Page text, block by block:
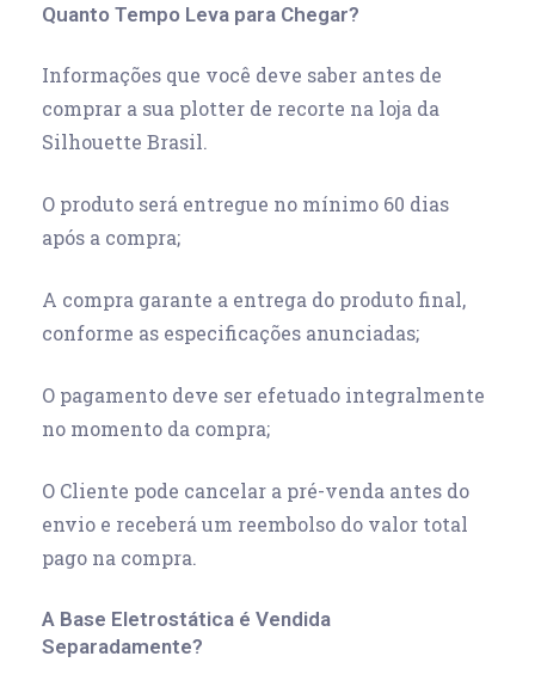
Quanto Tempo Leva para Chegar?
Informações que você deve saber antes de
comprar a sua plotter de recorte na loja da
Silhouette Brasil.
O produto será entregue no mínimo 60 dias
após a compra;
A compra garante a entrega do produto final,
conforme as especificações anunciadas;
O pagamento deve ser efetuado integralmente
no momento da compra;
O Cliente pode cancelar a pré-venda antes do
envio e receberá um reembolso do valor total
pago na compra.
A Base Eletrostática é Vendida
Separadamente?